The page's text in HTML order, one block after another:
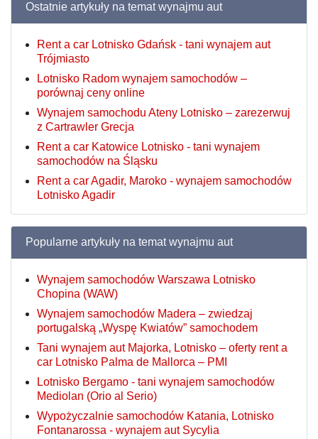
Ostatnie artykuły na temat wynajmu aut
Rent a car Lotnisko Gdańsk - tani wynajem aut
Trójmiasto
Lotnisko Radom wynajem samochodów –
porównaj ceny online
Wynajem samochodu Ateny Lotnisko – zarezerwuj
z Cartrawler Grecja
Rent a car Katowice Lotnisko - tani wynajem
samochodów na Śląsku
Rent a car Agadir, Maroko - wynajem samochodów
Lotnisko Agadir
Popularne artykuły na temat wynajmu aut
Wynajem samochodów Warszawa Lotnisko
Chopina (WAW)
Wynajem samochodów Madera – zwiedzaj
portugalską „Wyspę Kwiatów” samochodem
Tani wynajem aut Majorka, Lotnisko – oferty rent a
car Lotnisko Palma de Mallorca – PMI
Lotnisko Bergamo - tani wynajem samochodów
Mediolan (Orio al Serio)
Wypożyczalnie samochodów Katania, Lotnisko
Fontanarossa - wynajem aut Sycylia